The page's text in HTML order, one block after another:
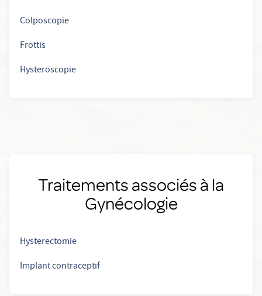
Colposcopie
Frottis
Hysteroscopie
Traitements associés à la
Gynécologie
Hysterectomie
Implant contraceptif